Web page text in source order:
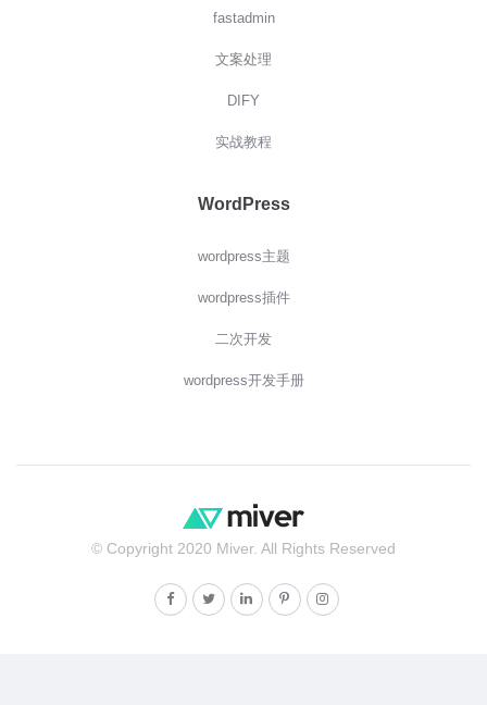
fastadmin
文案处理
DIFY
实战教程
WordPress
wordpress主题
wordpress插件
二次开发
wordpress开发手册
© Copyright 2020 Miver. All Rights Reserved